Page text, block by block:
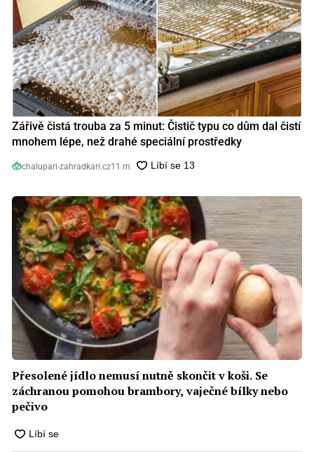
Zářivě čistá trouba za 5 minut: Čistič typu co dům dal čistí
mnohem lépe, než drahé speciální prostředky
chalupari-zahradkari.cz11 m
Přesolené jídlo nemusí nutně skončit v koši. Se
záchranou pomohou brambory, vaječné bílky nebo
pečivo